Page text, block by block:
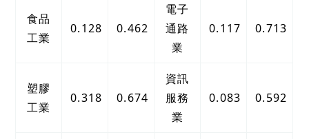
食品
工業
0.128 0.462
電子
通路
業
0.117 0.713
塑膠
工業
0.318 0.674
資訊
服務
業
0.083 0.592